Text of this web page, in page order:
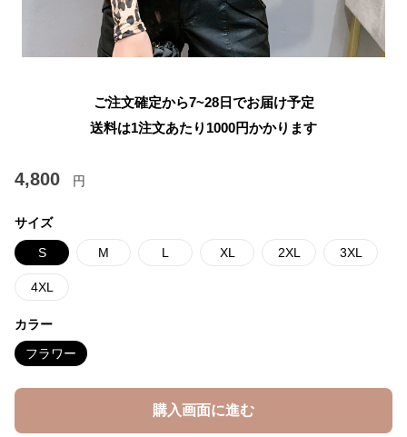
ご注文確定から7~28日でお届け予定
送料は1注文あたり 1000円かかります
4,800 円
サイズ
S M L XL 2XL 3XL
4XL
カラー
フラワー
購入画面に進む